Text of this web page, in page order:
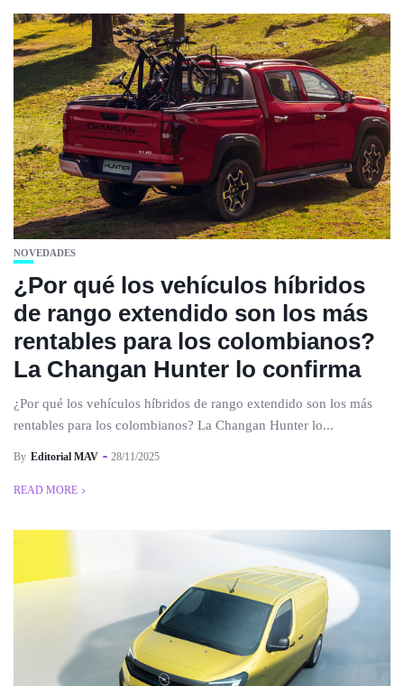
NOVEDADES
¿Por qué los vehículos híbridos
de rango extendido son los más
rentables para los colombianos?
La Changan Hunter lo confirma
¿Por qué los vehículos híbridos de rango extendido son los más
rentables para los colombianos? La Changan Hunter lo...
By Editorial MAV 28/11/2025
READ MORE